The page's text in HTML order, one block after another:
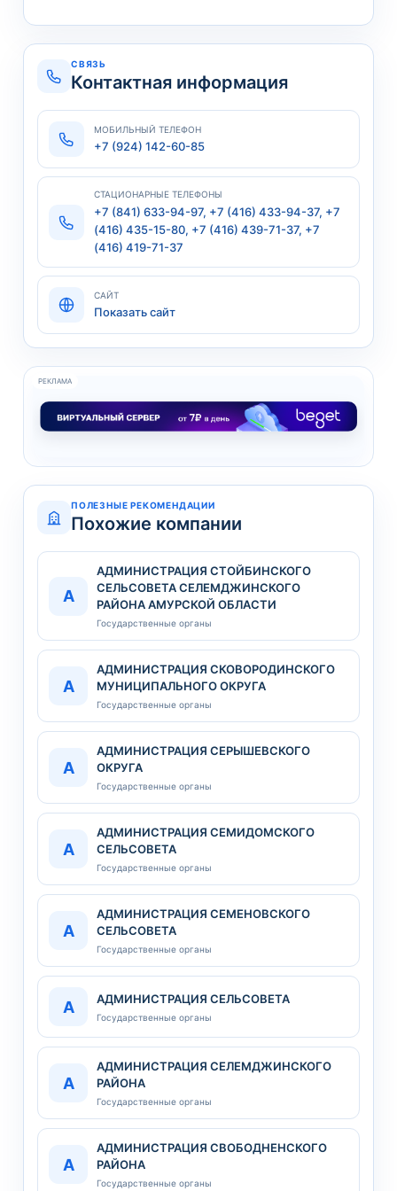
СВЯЗЬ
Контактная информация
МОБИЛЬНЫЙ ТЕЛЕФОН
+7 (924) 142-60-85
СТАЦИОНАРНЫЕ ТЕЛЕФОНЫ
+7 (841) 633-94-97, +7 (416) 433-94-37, +7
(416) 435-15-80, +7 (416) 439-71-37, +7
(416) 419-71-37
САЙТ
Показать сайт
РЕКЛАМА
ПОЛЕЗНЫЕ РЕКОМЕНДАЦИИ
Похожие компании
А
АДМИНИСТРАЦИЯ СТОЙБИНСКОГО
СЕЛЬСОВЕТА СЕЛЕМДЖИНСКОГО
РАЙОНА АМУРСКОЙ ОБЛАСТИ
Государственные органы
А
АДМИНИСТРАЦИЯ СКОВОРОДИНСКОГО
МУНИЦИПАЛЬНОГО ОКРУГА
Государственные органы
А
АДМИНИСТРАЦИЯ СЕРЫШЕВСКОГО
ОКРУГА
Государственные органы
А
АДМИНИСТРАЦИЯ СЕМИДОМСКОГО
СЕЛЬСОВЕТА
Государственные органы
А
АДМИНИСТРАЦИЯ СЕМЕНОВСКОГО
СЕЛЬСОВЕТА
Государственные органы
А АДМИНИСТРАЦИЯ СЕЛЬСОВЕТА
Государственные органы
А
АДМИНИСТРАЦИЯ СЕЛЕМДЖИНСКОГО
РАЙОНА
Государственные органы
А
АДМИНИСТРАЦИЯ СВОБОДНЕНСКОГО
РАЙОНА
Государственные органы